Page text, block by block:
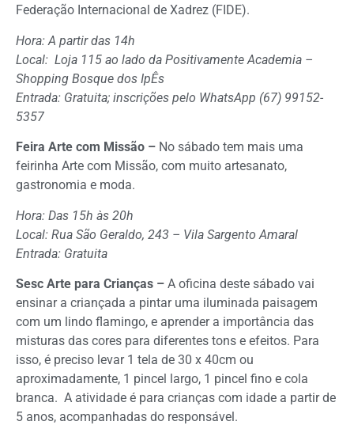
Federação Internacional de Xadrez (FIDE).
Hora: A partir das 14h
Local: Loja 115 ao lado da Positivamente Academia –
Shopping Bosque dos IpÊs
Entrada: Gratuita; inscrições pelo WhatsApp (67) 99152-
5357
Feira Arte com Missão – No sábado tem mais uma
feirinha Arte com Missão, com muito artesanato,
gastronomia e moda.
Hora: Das 15h às 20h
Local: Rua São Geraldo, 243 – Vila Sargento Amaral
Entrada: Gratuita
Sesc Arte para Crianças – A oficina deste sábado vai
ensinar a criançada a pintar uma iluminada paisagem
com um lindo flamingo, e aprender a importância das
misturas das cores para diferentes tons e efeitos. Para
isso, é preciso levar 1 tela de 30 x 40cm ou
aproximadamente, 1 pincel largo, 1 pincel fino e cola
branca. A atividade é para crianças com idade a partir de
5 anos, acompanhadas do responsável.